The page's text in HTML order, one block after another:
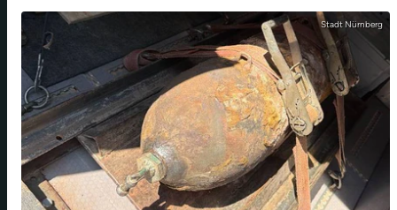
Stadt Nürnberg